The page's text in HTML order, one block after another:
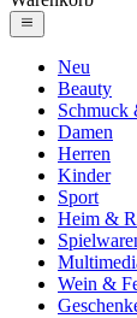
Neu
Beauty
Schmuck
Damen
Herren
Kinder
Sport
Heim &
Wein &